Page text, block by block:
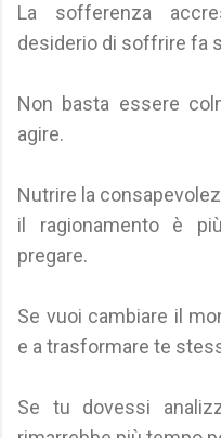
La sofferenza
desiderio di soffrire fa
Non basta essere
agire.
Nutrire la
il ragionamento è
pregare.
Se vuoi cambiare il
e a trasformare te
Se tu dovessi